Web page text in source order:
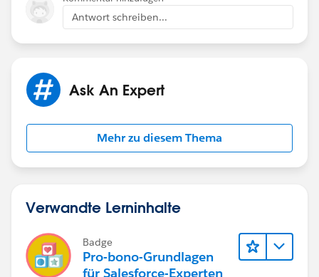
you can create a lightning component , flow, that
shows territory details.
Thanks,
Antwort schreiben...
Ask An Expert
Mehr zu diesem Thema
Verwandte Lerninhalte
Badge
Pro-bono-Grundlagen
für Salesforce-Experten